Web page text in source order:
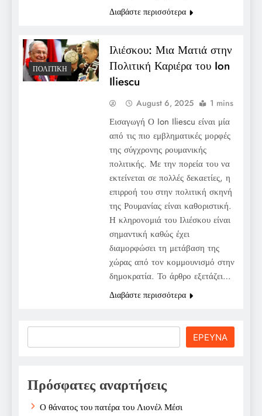
Διαβάστε περισσότερα
ΠΟΛΙΤΙΚΉ
Ιλιέσκου: Μια Ματιά στην
Πολιτική Καριέρα του Ion
Iliescu
August 6, 2025 1 mins
Εισαγωγή Ο Ion Iliescu είναι μία
από τις πιο εμβληματικές μορφές
της σύγχρονης ρουμανικής
πολιτικής. Με την πορεία του να
εκτείνεται σε πολλές δεκαετίες, η
επιρροή του στην πολιτική σκηνή
της Ρουμανίας είναι καθοριστική.
Η κληρονομιά του Ιλιέσκου είναι
σημαντική καθώς έχει
διαμορφώσει τη μετάβαση της
χώρας από τον κομμουνισμό στην
δημοκρατία. Το άρθρο εξετάζει…
Διαβάστε περισσότερα
ΕΡΕΥΝΑ
Πρόσφατες αναρτήσεις
Ο θάνατος του πατέρα του Λιονέλ Μέσι